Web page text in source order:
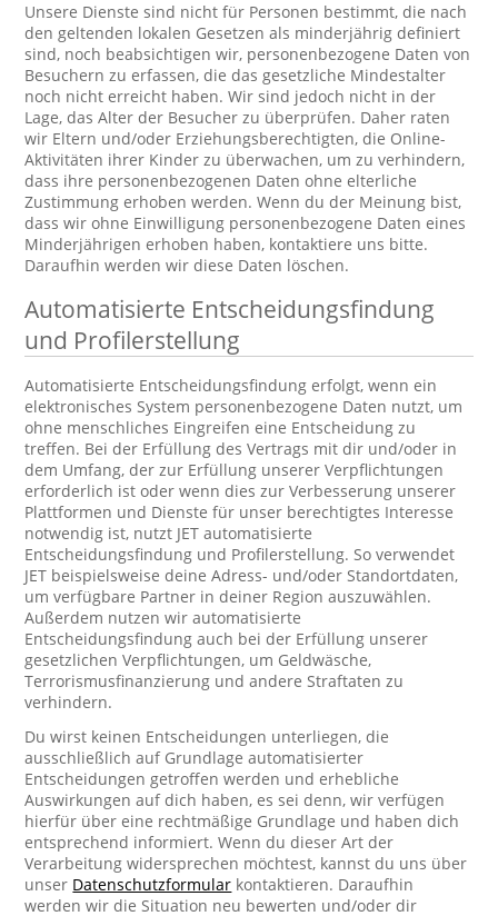
Unsere Dienste sind nicht für Personen bestimmt, die nach
den geltenden lokalen Gesetzen als minderjährig definiert
sind, noch beabsichtigen wir, personenbezogene Daten von
Besuchern zu erfassen, die das gesetzliche Mindestalter
noch nicht erreicht haben. Wir sind jedoch nicht in der
Lage, das Alter der Besucher zu überprüfen. Daher raten
wir Eltern und/oder Erziehungsberechtigten, die Online-
Aktivitäten ihrer Kinder zu überwachen, um zu verhindern,
dass ihre personenbezogenen Daten ohne elterliche
Zustimmung erhoben werden. Wenn du der Meinung bist,
dass wir ohne Einwilligung personenbezogene Daten eines
Minderjährigen erhoben haben, kontaktiere uns bitte.
Daraufhin werden wir diese Daten löschen.
Automatisierte Entscheidungsfindung
und Profilerstellung
Automatisierte Entscheidungsfindung erfolgt, wenn ein
elektronisches System personenbezogene Daten nutzt, um
ohne menschliches Eingreifen eine Entscheidung zu
treffen. Bei der Erfüllung des Vertrags mit dir und/oder in
dem Umfang, der zur Erfüllung unserer Verpflichtungen
erforderlich ist oder wenn dies zur Verbesserung unserer
Plattformen und Dienste für unser berechtigtes Interesse
notwendig ist, nutzt JET automatisierte
Entscheidungsfindung und Profilerstellung. So verwendet
JET beispielsweise deine Adress- und/oder Standortdaten,
um verfügbare Partner in deiner Region auszuwählen.
Außerdem nutzen wir automatisierte
Entscheidungsfindung auch bei der Erfüllung unserer
gesetzlichen Verpflichtungen, um Geldwäsche,
Terrorismusfinanzierung und andere Straftaten zu
verhindern.
Du wirst keinen Entscheidungen unterliegen, die
ausschließlich auf Grundlage automatisierter
Entscheidungen getroffen werden und erhebliche
Auswirkungen auf dich haben, es sei denn, wir verfügen
hierfür über eine rechtmäßige Grundlage und haben dich
entsprechend informiert. Wenn du dieser Art der
Verarbeitung widersprechen möchtest, kannst du uns über
unser Datenschutzformular kontaktieren. Daraufhin
werden wir die Situation neu bewerten und/oder dir